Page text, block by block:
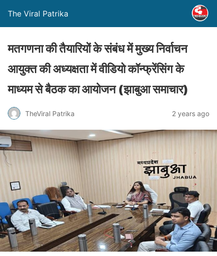
The Viral Patrika
मतगणना की तैयारियों के संबंध में मुख्य निर्वाचन
आयुक्त की अध्यक्षता में वीडियो कॉन्फ्रेंसिंग के
माध्यम से बैठक का आयोजन (झाबुआ समाचार)
TheViral Patrika 2 years ago